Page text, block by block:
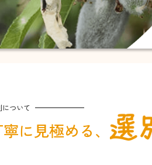
について
に見極める、